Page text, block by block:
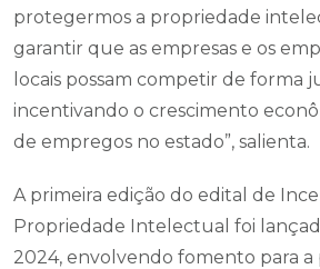
protegermos a propriedade
garantir que as empresas e os
locais possam competir de forma
incentivando o crescimento
de empregos no estado”, salienta.
A primeira edição do edital de
Propriedade Intelectual foi
2024, envolvendo fomento para a